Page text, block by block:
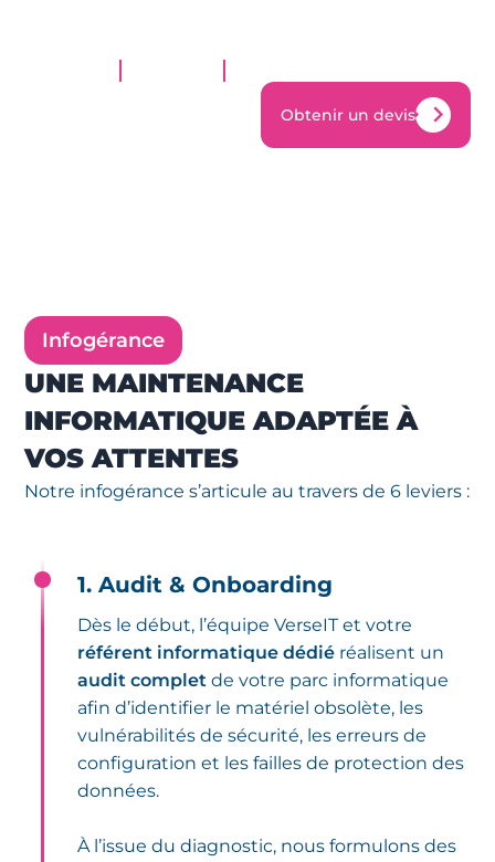
Obtenir un devis
Infogérance
UNE MAINTENANCE
INFORMATIQUE ADAPTÉE À
VOS ATTENTES
Notre infogérance s’articule au travers de 6 leviers :
1. Audit & Onboarding
Dès le début, l’équipe VerseIT et votre
référent informatique dédié réalisent un
audit complet de votre parc informatique
afin d’identifier le matériel obsolète, les
vulnérabilités de sécurité, les erreurs de
configuration et les failles de protection des
données.
À l’issue du diagnostic, nous formulons des